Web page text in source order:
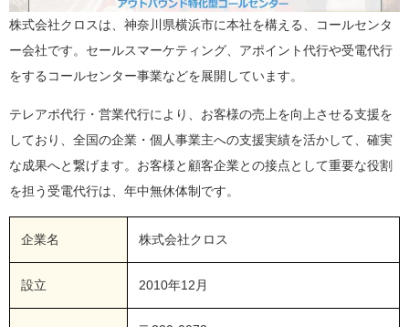
株式会社クロスは、神奈川県横浜市に本社を構える、コールセンタ
ー会社です。セールスマーケティング、アポイント代行や受電代行
をするコールセンター事業などを展開しています。
テレアポ代行・営業代行により、お客様の売上を向上させる支援を
しており、全国の企業・個人事業主への支援実績を活かして、確実
な成果へと繋げます。お客様と顧客企業との接点として重要な役割
を担う受電代行は、年中無休体制です。
企業名 株式会社クロス
設立 2010年12月